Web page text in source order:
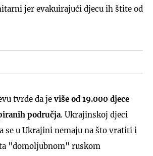
jer evakuirajući djecu ih štite od
tvrde da jeviše od 19.000 djece
područja. Ukrajinskoj djeci
se u Ukrajini nemaju na što vratiti i
"domoljubnom" ruskom